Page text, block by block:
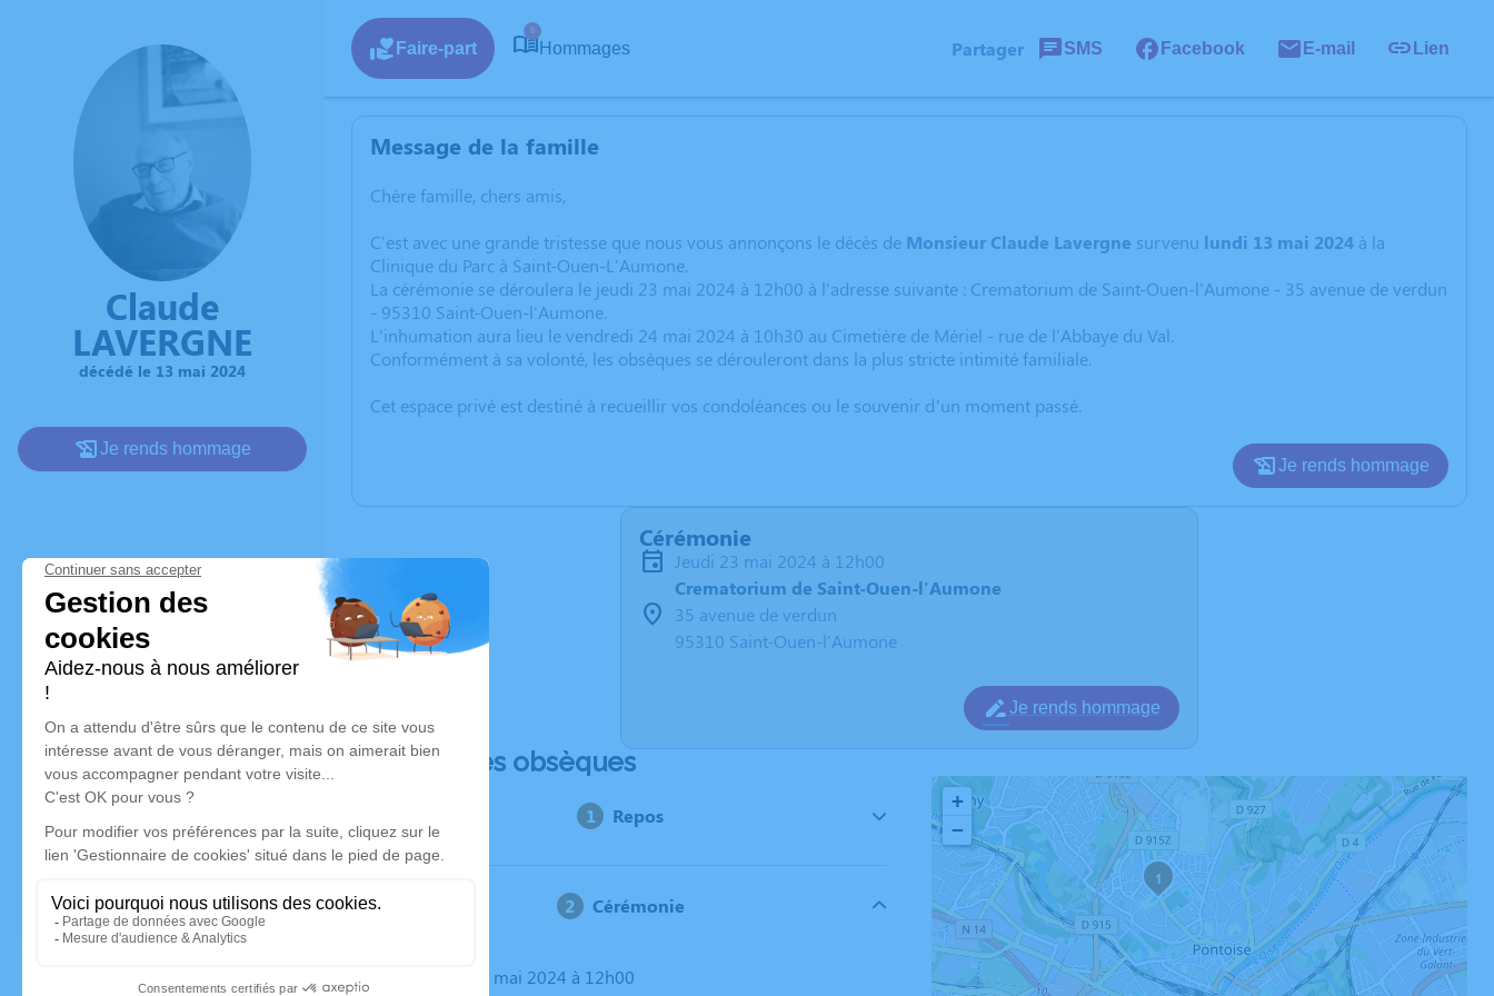
Claude
LAVERGNE
décédé le 13 mai 2024
Je rends hommage
Faire-part
6
Hommages Partager SMS Facebook E-mail Lien
Message de la famille
Chère famille, chers amis,
C'est avec une grande tristesse que nous vous annonçons le décès de Monsieur Claude Lavergne survenu lundi 13 mai 2024 à la
Clinique du Parc à Saint-Ouen-L'Aumone.
La cérémonie se déroulera le jeudi 23 mai 2024 à 12h00 à l'adresse suivante : Crematorium de Saint-Ouen-l'Aumone - 35 avenue de verdun
- 95310 Saint-Ouen-l'Aumone.
L'inhumation aura lieu le vendredi 24 mai 2024 à 10h30 au Cimetière de Mériel - rue de l'Abbaye du Val.
Conformément à sa volonté, les obsèques se dérouleront dans la plus stricte intimité familiale.
Cet espace privé est destiné à recueillir vos condoléances ou le souvenir d’un moment passé.
Je rends hommage
Cérémonie
jeudi 23 mai 2024 à 12h00
Crematorium de Saint-Ouen-l'Aumone
35 avenue de verdun
95310 Saint-Ouen-l'Aumone
Je rends hommage
Déroulé des obsèques
Repos
Cérémonie
Le jeudi 23 mai 2024 à 12h00
1
+
−